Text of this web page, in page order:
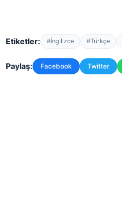
Etiketler: #İngilizce #Türkçe
Paylaş: Facebook Twitter